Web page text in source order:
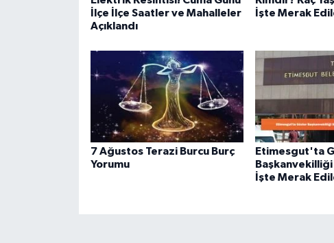
İlçe İlçe Saatler ve Mahalleler
Açıklandı
İşte Merak
7 Ağustos Terazi Burcu Burç
Yorumu
Etimesgut'ta
İşte Merak